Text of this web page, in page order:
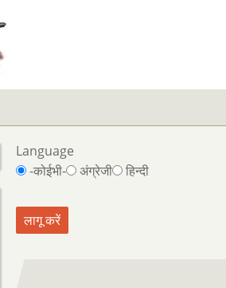
Language
-कोईभी-
अंग्रेजी हिन्दी